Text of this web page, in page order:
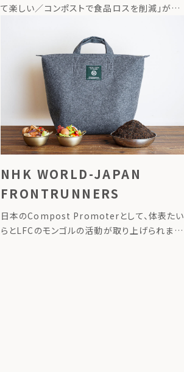
て楽しい／コンポストで食品ロスを削減」が掲
NHK WORLD-JAPAN
FRONTRUNNERS
日本のCompost Promoterとして、体表たい
らとLFCのモンゴルの活動が取り上げられまし